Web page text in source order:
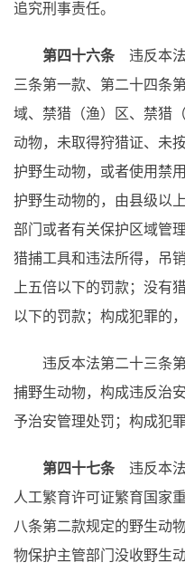
追究刑事责任。
第四十六条 违反本
三条第一款、第二十四条
域、禁猎（渔）区、禁猎
动物，未取得狩猎证、未
护野生动物，或者使用禁
护野生动物的，由县级以
部门或者有关保护区域管
猎捕工具和违法所得，吊
上五倍以下的罚款；没有
以下的罚款；构成犯罪的
违反本法第二十三条第
捕野生动物，构成违反治
予治安管理处罚；构成犯
第四十七条 违反本
人工繁育许可证繁育国家
八条第二款规定的野生动
物保护主管部门没收野生